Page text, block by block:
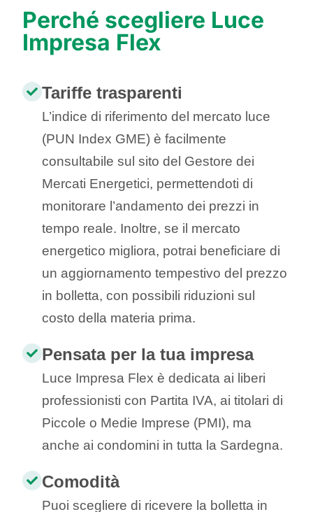
Perché scegliere Luce
Impresa Flex
Tariffe trasparenti
L’indice di riferimento del mercato luce
(PUN Index GME) è facilmente
consultabile sul sito del Gestore dei
Mercati Energetici, permettendoti di
monitorare l’andamento dei prezzi in
tempo reale. Inoltre, se il mercato
energetico migliora, potrai beneficiare di
un aggiornamento tempestivo del prezzo
in bolletta, con possibili riduzioni sul
costo della materia prima.
Pensata per la tua impresa
Luce Impresa Flex è dedicata ai liberi
professionisti con Partita IVA, ai titolari di
Piccole o Medie Imprese (PMI), ma
anche ai condomini in tutta la Sardegna.
Comodità
Puoi scegliere di ricevere la bolletta in